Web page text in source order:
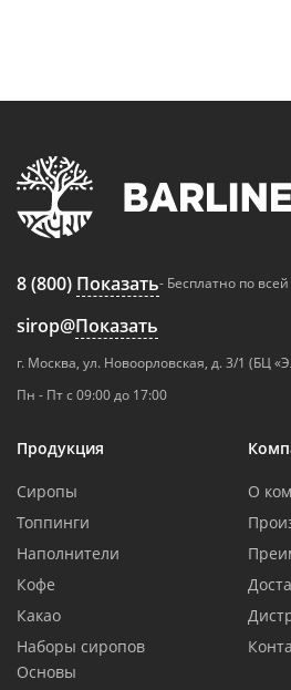
8 (800) Показать- Бесплатно по
sirop@Показать
г. Москва, ул. Новоорловская, д. 3/1 (БЦ
Пн - Пт с 09:00 до 17:00
Продукция
Сиропы
Топпинги
Наполнители
Кофе
Какао
Наборы сиропов
Основы
О